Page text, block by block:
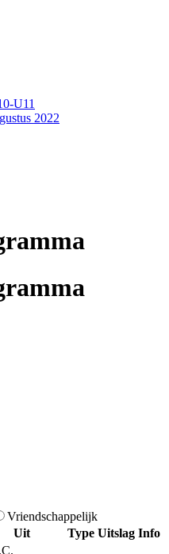
U11
2022
Vriendschappelijk
Uit Type Uitslag Info